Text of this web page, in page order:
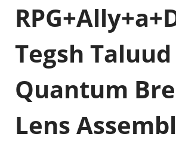
Tegsh Taluud
Quantum
Lens